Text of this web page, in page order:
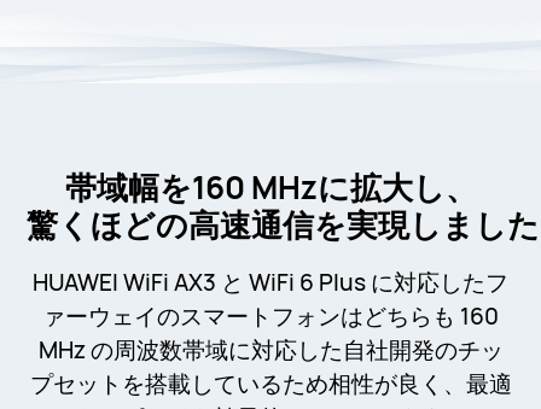
帯域幅を160 MHzに拡大し、
驚くほどの高速通信を実現しました
HUAWEI WiFi AX3 と WiFi 6 Plus に対応したフ
ァーウェイのスマートフォンはどちらも 160
MHz の周波数帯域に対応した自社開発のチッ
プセットを搭載しているため相性が良く、最適